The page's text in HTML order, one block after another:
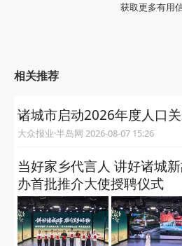
获取更多有用
相关推荐
诸城市启动2026年度人口
大众报业·半岛网 2026-08-07 15:26
当好家乡代言人 讲好诸城
办首批推介大使授聘仪式